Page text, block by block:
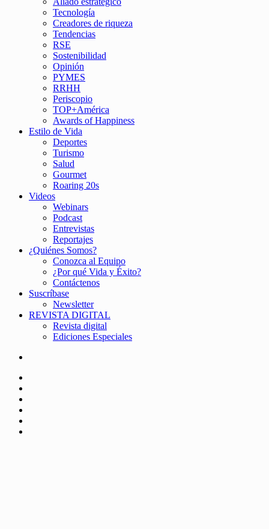
Tecnología
Creadores de riqueza
Tendencias
RSE
Sostenibilidad
Opinión
PYMES
RRHH
Periscopio
TOP+América
Awards of Happiness
Estilo de Vida
Deportes
Turismo
Salud
Gourmet
Roaring 20s
Videos
Webinars
Podcast
Entrevistas
Reportajes
¿Quiénes Somos?
Conozca al Equipo
¿Por qué Vida y Éxito?
Contáctenos
Suscríbase
Newsletter
REVISTA DIGITAL
Revista digital
Ediciones Especiales